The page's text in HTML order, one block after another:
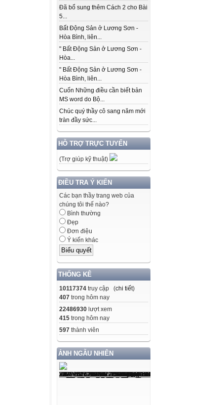
Đã bổ sung thêm Cách 2 cho Bài
5...
Bất Động Sản ở Lương Sơn -
Hòa Bình, liên...
" Bất Động Sản ở Lương Sơn -
Hòa...
" Bất Động Sản ở Lương Sơn -
Hòa Bình, liên...
Cuốn Những điều cần biết bản
MS word do Bộ...
Chúc quý thầy cô sang năm mới
tràn đầy sức...
HỖ TRỢ TRỰC TUYẾN
(Trợ giúp kỹ thuật)
ĐIỀU TRA Ý KIẾN
Các bạn thầy trang web của
chúng tôi thế nào?
Bình thường
Đẹp
Đơn điệu
Ý kiến khác
THỐNG KÊ
10117374 truy cập (chi tiết)
407 trong hôm nay
22486930 lượt xem
415 trong hôm nay
597 thành viên
ẢNH NGẪU NHIÊN